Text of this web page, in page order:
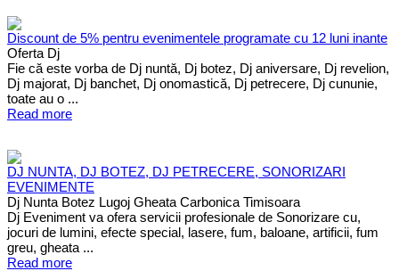
Discount de 5% pentru evenimentele programate cu 12 luni inante
Oferta Dj
Fie că este vorba de Dj nuntă, Dj botez, Dj aniversare, Dj revelion,
Dj majorat, Dj banchet, Dj onomastică, Dj petrecere, Dj cununie,
toate au o ...
Read more
DJ NUNTA, DJ BOTEZ, DJ PETRECERE, SONORIZARI
EVENIMENTE
Dj Nunta Botez Lugoj Gheata Carbonica Timisoara
Dj Eveniment va ofera servicii profesionale de Sonorizare cu,
jocuri de lumini, efecte special, lasere, fum, baloane, artificii, fum
greu, gheata ...
Read more